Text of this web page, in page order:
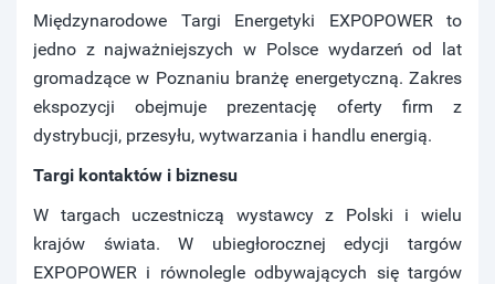
Międzynarodowe Targi Energetyki EXPOPOWER to
jedno z najważniejszych w Polsce wydarzeń od lat
gromadzące w Poznaniu branżę energetyczną. Zakres
ekspozycji obejmuje prezentację oferty firm z
dystrybucji, przesyłu, wytwarzania i handlu energią.
Targi kontaktów i biznesu
W targach uczestniczą wystawcy z Polski i wielu
krajów świata. W ubiegłorocznej edycji targów
EXPOPOWER i równolegle odbywających się targów